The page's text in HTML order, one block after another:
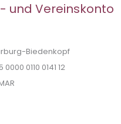
und Vereinskonto
Biedenkopf
0110 0141 12